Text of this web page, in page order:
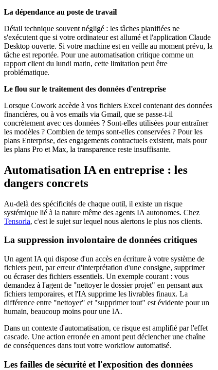
La dépendance au poste de travail
Détail technique souvent négligé : les tâches planifiées ne
s'exécutent que si votre ordinateur est allumé et l'application Claude
Desktop ouverte. Si votre machine est en veille au moment prévu, la
tâche est reportée. Pour une automatisation critique comme un
rapport client du lundi matin, cette limitation peut être
problématique.
Le flou sur le traitement des données d'entreprise
Lorsque Cowork accède à vos fichiers Excel contenant des données
financières, ou à vos emails via Gmail, que se passe-t-il
concrètement avec ces données ? Sont-elles utilisées pour entraîner
les modèles ? Combien de temps sont-elles conservées ? Pour les
plans Enterprise, des engagements contractuels existent, mais pour
les plans Pro et Max, la transparence reste insuffisante.
Automatisation IA en entreprise : les
dangers concrets
Au-delà des spécificités de chaque outil, il existe un risque
systémique lié à la nature même des agents IA autonomes. Chez
Tensoria, c'est le sujet sur lequel nous alertons le plus nos clients.
La suppression involontaire de données critiques
Un agent IA qui dispose d'un accès en écriture à votre système de
fichiers peut, par erreur d'interprétation d'une consigne, supprimer
ou écraser des fichiers essentiels. Un exemple courant : vous
demandez à l'agent de "nettoyer le dossier projet" en pensant aux
fichiers temporaires, et l'IA supprime les livrables finaux. La
différence entre "nettoyer" et "supprimer tout" est évidente pour un
humain, beaucoup moins pour une IA.
Dans un contexte d'automatisation, ce risque est amplifié par l'effet
cascade. Une action erronée en amont peut déclencher une chaîne
de conséquences dans tout votre workflow automatisé.
Les failles de sécurité et l'exposition des données